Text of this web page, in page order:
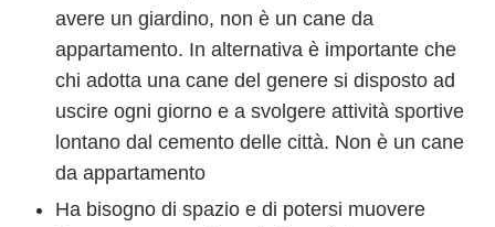
avere un giardino, non è un cane da
appartamento. In alternativa è importante che
chi adotta una cane del genere si disposto ad
uscire ogni giorno e a svolgere attività sportive
lontano dal cemento delle città. Non è un cane
da appartamento
Ha bisogno di spazio e di potersi muovere